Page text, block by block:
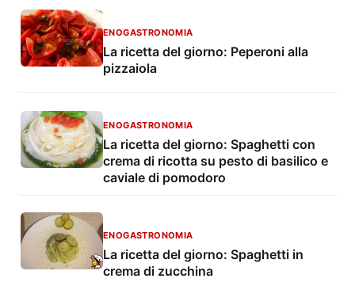
ENOGASTRONOMIA
La ricetta del giorno: Peperoni alla
pizzaiola
ENOGASTRONOMIA
La ricetta del giorno: Spaghetti con
crema di ricotta su pesto di basilico e
caviale di pomodoro
ENOGASTRONOMIA
La ricetta del giorno: Spaghetti in
crema di zucchina